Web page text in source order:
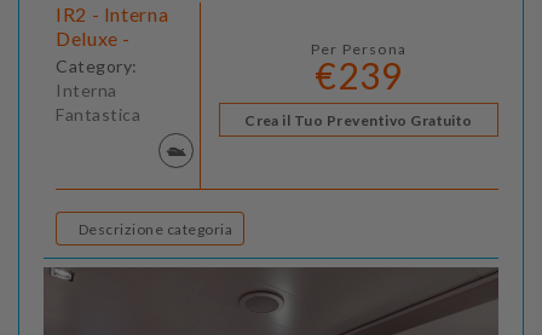
IR2 - Interna
Deluxe -
Category:
Interna
Fantastica
Per Persona
€239
Crea il Tuo Preventivo Gratuito
Descrizione categoria